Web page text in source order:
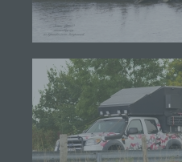
oder jede solche
Zusammenhang mit
wie das Erheben, das
das Ordnen, die
Veränderung, das
Verwendung, die
Verbreitung oder eine
Bereitstellung, den
die Einschränkung, das
Vernichtung.